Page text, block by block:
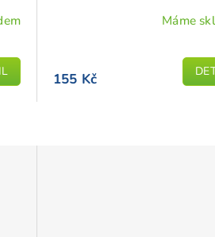
je
Máme
155 Kč